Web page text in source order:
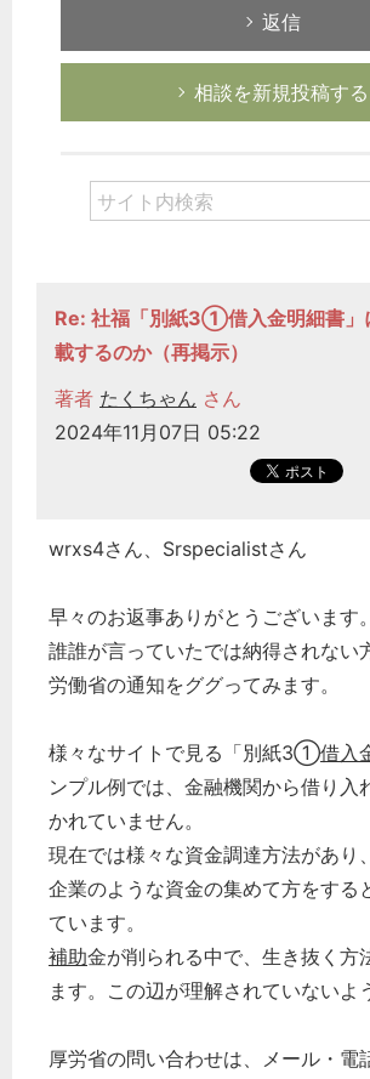
返信
相談を新規投稿する
Re: 社福「別紙3①借入金明細書」
載するのか（再掲示）
著者 たくちゃん さん
2024年11月07日 05:22
wrxs4さん、Srspecialistさん
早々のお返事ありがとうございます。
誰誰が言っていたでは納得されない
労働省の通知をググってみます。
様々なサイトで見る「別紙3①借入
ンプル例では、金融機関から借り入
かれていません。
現在では様々な資金調達方法があり
企業のような資金の集めて方をする
ています。
補助金が削られる中で、生き抜く方
ます。この辺が理解されていないよ
厚労省の問い合わせは、メール・電